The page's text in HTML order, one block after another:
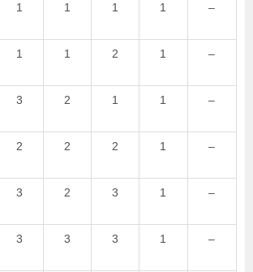
1 1 1 1 –
1 1 2 1 –
3 2 1 1 –
2 2 2 1 –
3 2 3 1 –
3 3 3 1 –